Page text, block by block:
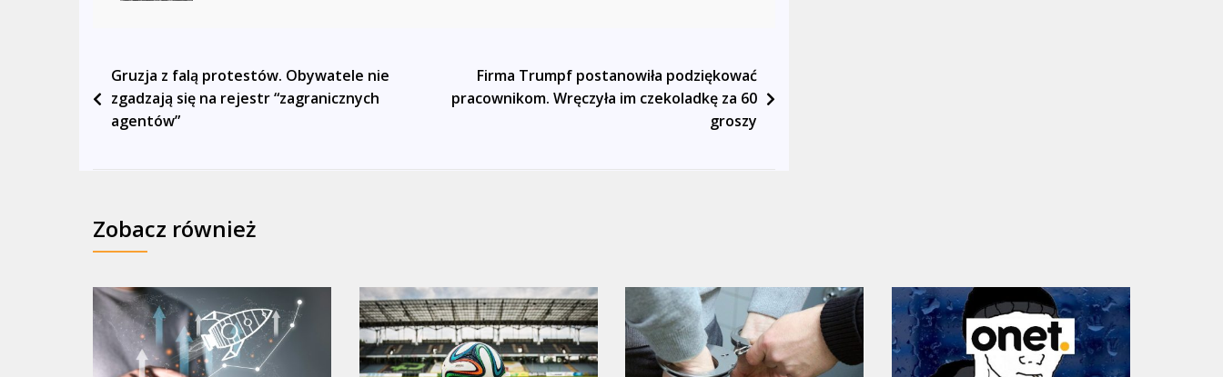
Nawigacja
wpisu
Gruzja z falą protestów. Obywatele nie
zgadzają się na rejestr “zagranicznych
agentów”
Firma Trumpf postanowiła podziękować
pracownikom. Wręczyła im czekoladkę za 60
groszy
Zobacz również